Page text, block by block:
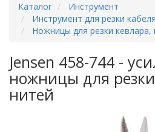
Каталог
Инструмент
Инструмент для резки кабеля
Ножницы для резки
Jensen 458-744 -
ножницы для
нитей